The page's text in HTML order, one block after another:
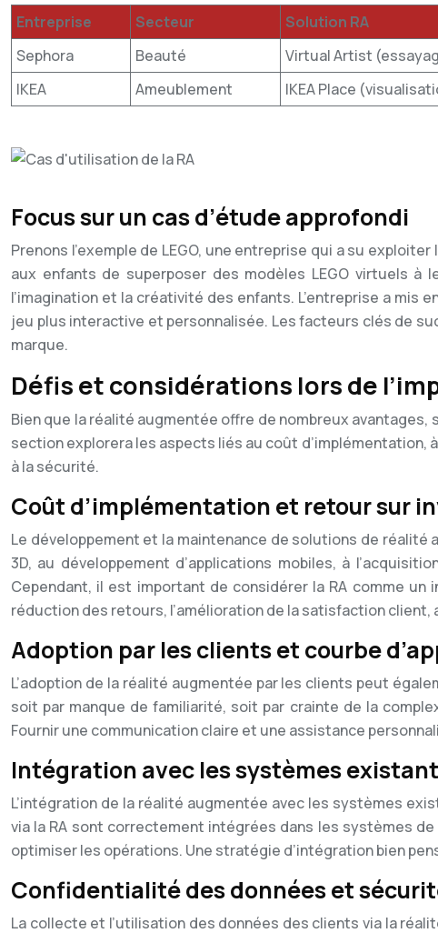
Entreprise Secteur Solution RA
Sephora
Beauté Virtual Artist
IKEA
Ameublement IKEA Place
Focus sur un cas d’étude approfondi
Prenons l’exemple de LEGO, une entreprise qui a su
aux enfants de superposer des modèles LEGO virtuels
l’imagination et la créativité des enfants. L’entreprise a
jeu plus interactive et personnalisée. Les facteurs clés de
marque.
Défis et considérations lors de
Bien que la réalité augmentée offre de nombreux
section explorera les aspects liés au coût d’implémentation,
à la sécurité.
Coût d’implémentation et retour sur
Le développement et la maintenance de solutions de
3D, au développement d’applications mobiles, à
Cependant, il est important de considérer la RA comme
réduction des retours, l’amélioration de la satisfaction client,
Adoption par les clients et courbe
L’adoption de la réalité augmentée par les clients peut
soit par manque de familiarité, soit par crainte de la
Fournir une communication claire et une assistance
Intégration avec les systèmes
L’intégration de la réalité augmentée avec les systèmes
via la RA sont correctement intégrées dans les systèmes
optimiser les opérations. Une stratégie d’intégration bien
Confidentialité des données et
La collecte et l’utilisation des données des clients via la